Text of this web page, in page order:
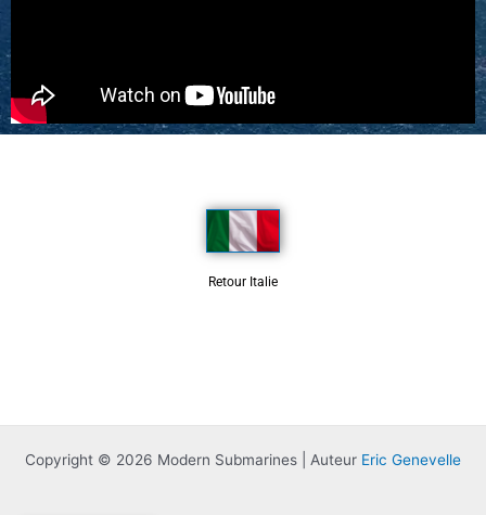
Retour Italie
Copyright © 2026 Modern Submarines | Auteur Eric Genevelle